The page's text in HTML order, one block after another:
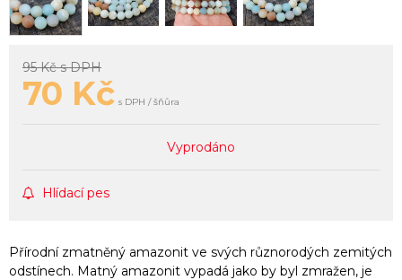
95 Kčs DPH
70 Kč s DPH / šňůra
Vyprodáno
Hlídací pes
Přírodní zmatněný amazonit ve svých různorodých zemitých
odstínech. Matný amazonit vypadá jako by byl zmražen, je